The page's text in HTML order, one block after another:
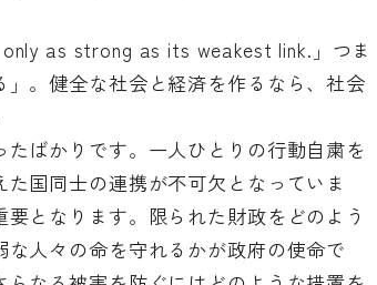
as strong as its weakest link.」つま
。健全な社会と経済を作るなら、社会
ばかりです。一人ひとりの行動自粛を
国同士の連携が不可欠となっていま
となります。限られた財政をどのよう
人々の命を守れるかが政府の使命で